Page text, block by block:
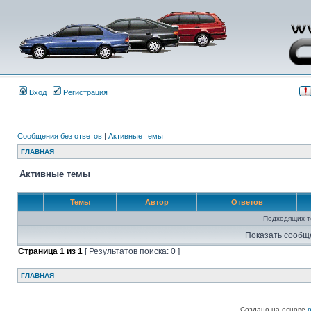
Вход Регистрация
Сообщения без ответов | Активные темы
ГЛАВНАЯ
Активные темы
Темы Автор Ответов
Подходящих
Показать
Страница 1 из 1 [ Результатов поиска: 0 ]
ГЛАВНАЯ
Создано на основе